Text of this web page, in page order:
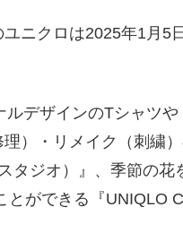
ニクロは2025年1月5
デザインのTシャツ
）・リメイク（刺繍
タジオ）』、季節の
ができる『UNIQLO